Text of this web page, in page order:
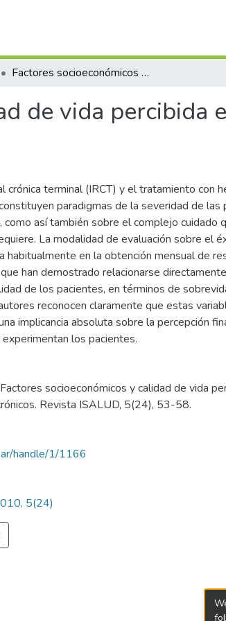
Factores socioeconómicos y calidad de vida percibida en pacientes renales crónicos
de vida percibida
crónica terminal (IRCT) y el tratamiento con
paradigmas de la severidad de las
como así también sobre el complejo cuidado
La modalidad de evaluación sobre el
habitualmente en la obtención mensual de
han demostrado relacionarse
de los pacientes, en términos de
reconocen claramente que estas
implicancia absoluta sobre la percepción
los pacientes.
socioeconómicos y calidad de vida
Revista ISALUD, 5(24), 53-58.
handle/1/1166
5(24)